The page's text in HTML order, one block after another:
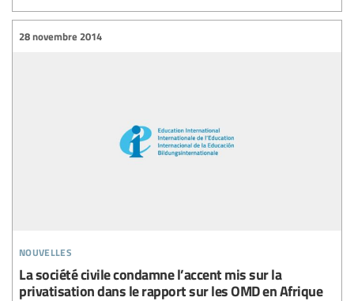
nouvelles
28 novembre 2014
La société civile condamne l’accent mis sur la
privatisation dans le rapport sur les OMD en Afrique